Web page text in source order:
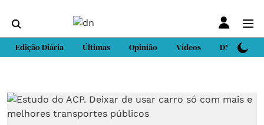
Edição Diária Últimas Opinião Vídeos DN Sport